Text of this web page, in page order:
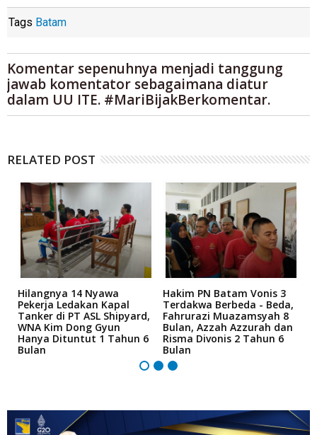
Tags Batam
Komentar sepenuhnya menjadi tanggung
jawab komentator sebagaimana diatur
dalam UU ITE. #MariBijakBerkomentar.
RELATED POST
Hilangnya 14 Nyawa
Pekerja Ledakan Kapal
Tanker di PT ASL Shipyard,
WNA Kim Dong Gyun
Hanya Dituntut 1 Tahun 6
Bulan
Hakim PN Batam Vonis 3
Terdakwa Berbeda - Beda,
Fahrurazi Muazamsyah 8
Bulan, Azzah Azzurah dan
Risma Divonis 2 Tahun 6
Bulan